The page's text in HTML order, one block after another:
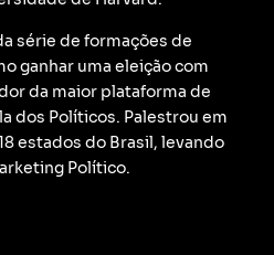
série de formações de
ganhar uma eleição com
da maior plataforma de
dos Políticos. Palestrou em
estados do Brasil, levando
Político.